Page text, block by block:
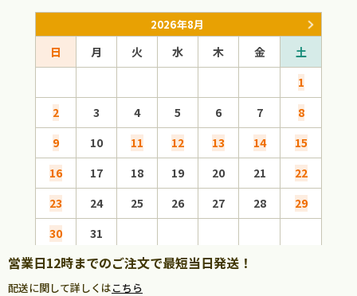
2026年8月
日 月 火 水 木 金
土
1
2
3 4 5 6 7
8
9
10 11 12 13 14
15
16
17 18 19 20 21
22
23
24 25 26 27 28
29
30
31
営業日12時までのご注文で最短当日発送！
配送に関して詳しくはこちら